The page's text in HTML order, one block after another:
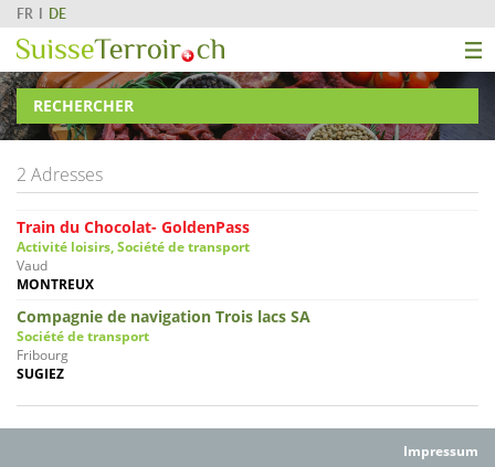
FR DE
RECHERCHER
2 Adresses
Train du Chocolat- GoldenPass
Activité loisirs, Société de transport
Vaud
MONTREUX
Compagnie de navigation Trois lacs SA
Société de transport
Fribourg
SUGIEZ
Impressum